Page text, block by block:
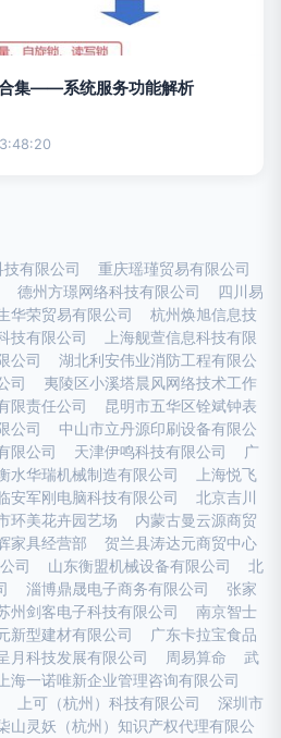
集——系统服务功能解析
技有限公司
重庆瑶瑾贸易有限公司
德州方璟网络科技有限公司
四川易
华荣贸易有限公司
杭州焕旭信息技
技有限公司
上海舰萱信息科技有限
公司
湖北利安伟业消防工程有限公
司
夷陵区小溪塔晨风网络技术工作
限责任公司
昆明市五华区铨斌钟表
公司
中山市立丹源印刷设备有限公
限公司 天津伊鸣科技有限公司
广
水华瑞机械制造有限公司
上海悦飞
安军刚电脑科技有限公司
北京吉川
环美花卉园艺场
内蒙古曼云源商贸
家具经营部
贺兰县涛达元商贸中心
司
山东衡盟机械设备有限公司
北
淄博鼎晟电子商务有限公司
张家
州剑客电子科技有限公司
南京智士
新型建材有限公司
广东卡拉宝食品
月科技发展有限公司 周易算命
武
上海一诺唯新企业管理咨询有限公司
上可（杭州）科技有限公司
深圳市
山灵妖（杭州）知识产权代理有限公